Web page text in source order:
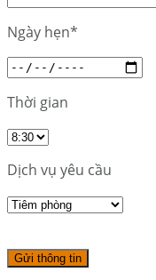
Ngày hẹn*
Thời gian
Dịch vụ yêu cầu